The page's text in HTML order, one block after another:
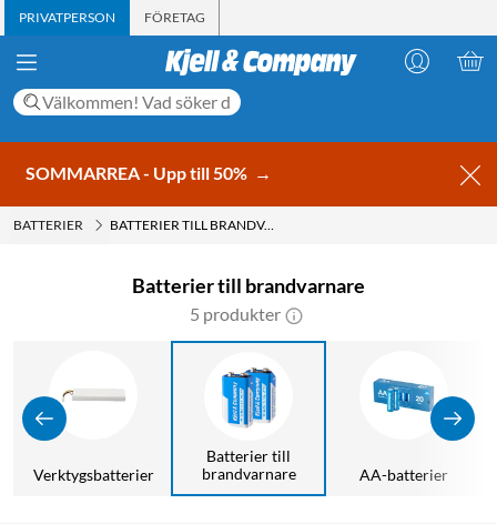
PRIVATPERSON FÖRETAG
SOMMARREA - Upp till 50% →
BATTERIER BATTERIER TILL BRANDVARNARE
Batterier till brandvarnare
5 produkter
Verktygsbatterier
Batterier till
brandvarnare
AA-batterier